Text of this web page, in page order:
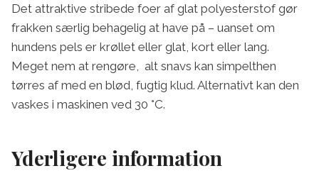
Det attraktive stribede foer af glat polyesterstof gør
frakken særlig behagelig at have på – uanset om
hundens pels er krøllet eller glat, kort eller lang.
Meget nem at rengøre, alt snavs kan simpelthen
tørres af med en blød, fugtig klud. Alternativt kan den
vaskes i maskinen ved 30 °C.
Yderligere information